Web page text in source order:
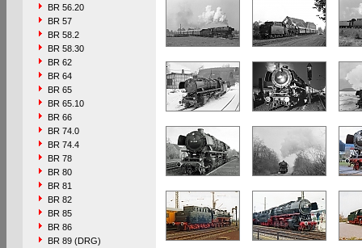
BR 56.20
BR 57
BR 58.2
BR 58.30
BR 62
BR 64
BR 65
BR 65.10
BR 66
BR 74.0
BR 74.4
BR 78
BR 80
BR 81
BR 82
BR 85
BR 86
BR 89 (DRG)